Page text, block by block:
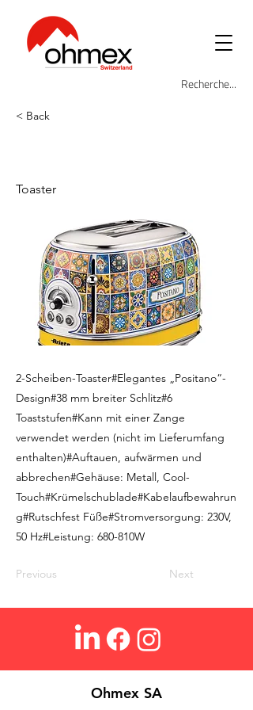
< Back
Toaster
2-Scheiben-Toaster#Elegantes „Positano“-
Design#38 mm breiter Schlitz#6
Toaststufen#Kann mit einer Zange
verwendet werden (nicht im Lieferumfang
enthalten)#Auftauen, aufwärmen und
abbrechen#Gehäuse: Metall, Cool-
Touch#Krümelschublade#Kabelaufbewahrun
g#Rutschfest Füße#Stromversorgung: 230V,
50 Hz#Leistung: 680-810W
Previous Next
Ohmex SA